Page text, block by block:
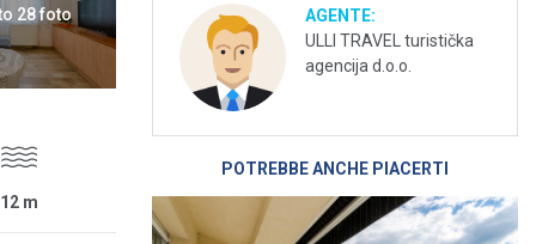
28 foto
12 m
AGENTE:
ULLI TRAVEL turistička
agencija d.o.o.
POTREBBE ANCHE PIACERTI